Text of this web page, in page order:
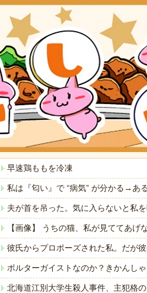
早速鶏ももを冷凍
私は『匂い』で “病気” が分かる→あ
夫が首を吊った。気に入らないと私
【画像】 うちの猫、私が見ててあ
彼氏からプロポーズされた私。だが
ポルターガイストなのか？きかんし
北海道江別大学生殺人事件、主犯格